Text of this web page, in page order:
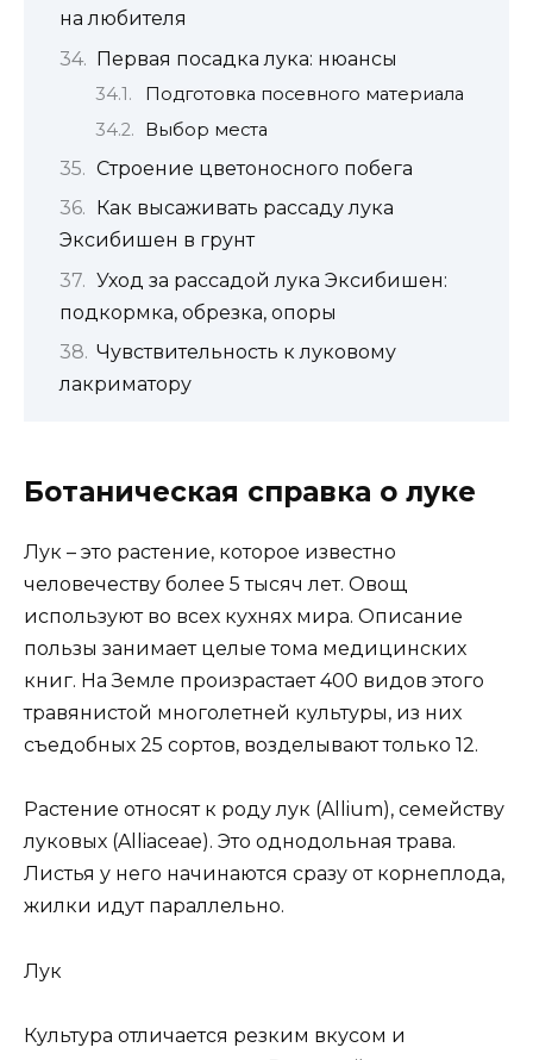
на любителя
Первая посадка лука: нюансы
Подготовка посевного материала
Выбор места
Строение цветоносного побега
Как высаживать рассаду лука
Эксибишен в грунт
Уход за рассадой лука Эксибишен:
подкормка, обрезка, опоры
Чувствительность к луковому
лакриматору
Ботаническая справка о луке
Лук – это растение, которое известно
человечеству более 5 тысяч лет. Овощ
используют во всех кухнях мира. Описание
пользы занимает целые тома медицинских
книг. На Земле произрастает 400 видов этого
травянистой многолетней культуры, из них
съедобных 25 сортов, возделывают только 12.
Растение относят к роду лук (Allium), семейству
луковых (Alliaceae). Это однодольная трава.
Листья у него начинаются сразу от корнеплода,
жилки идут параллельно.
Лук
Культура отличается резким вкусом и